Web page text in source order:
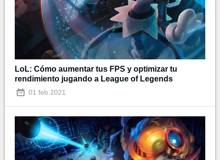
LoL: Cómo aumentar tus FPS y optimizar tu
rendimiento jugando a League of Legends
01 feb 2021